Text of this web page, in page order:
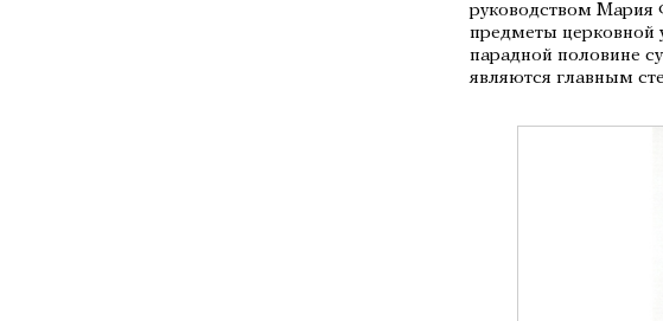
руководством Мария
предметы церковной
парадной половине
являются главным